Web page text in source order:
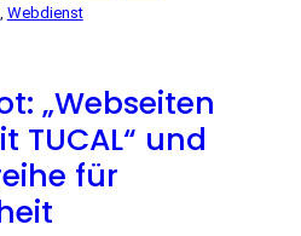
, Webdienst
„Webseiten
TUCAL“ und
für